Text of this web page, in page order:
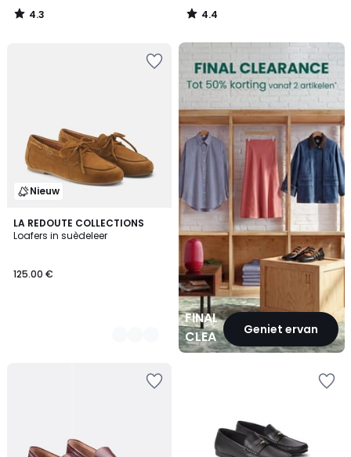
4.3
/
4.4
/
Nieuw
LA REDOUTE COLLECTIONS
Loafers in suèdeleer
125.00 €
2
Kleuren
FINAL
CLEARANCEGeniet ervan
FINAL
CLEARANCE